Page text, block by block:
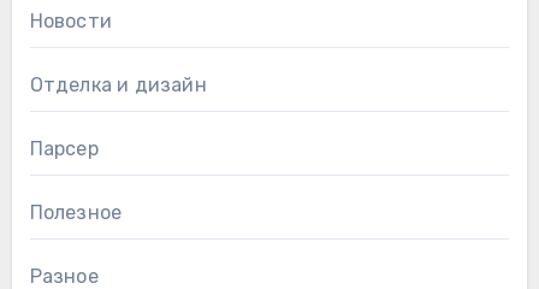
Новости
Отделка и дизайн
Парсер
Полезное
Разное